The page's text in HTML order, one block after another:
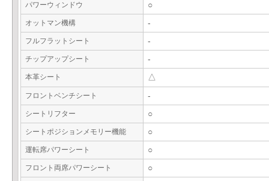
パワーウィンドウ ○
オットマン機構 -
フルフラットシート -
チップアップシート -
本革シート △
フロントベンチシート -
シートリフター ○
シートポジションメモリー機能 ○
運転席パワーシート ○
フロント両席パワーシート ○